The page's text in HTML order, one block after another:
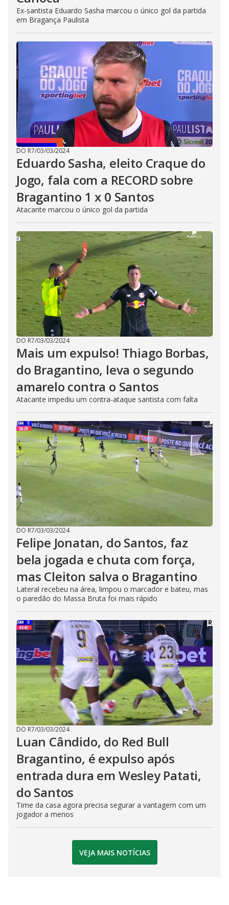
Ex-santista Eduardo Sasha marcou o único gol da partida
em Bragança Paulista
DO R7/03/03/2024
Eduardo Sasha, eleito Craque do
Jogo, fala com a RECORD sobre
Bragantino 1 x 0 Santos
Atacante marcou o único gol da partida
DO R7/03/03/2024
Mais um expulso! Thiago Borbas,
do Bragantino, leva o segundo
amarelo contra o Santos
Atacante impediu um contra-ataque santista com falta
DO R7/03/03/2024
Felipe Jonatan, do Santos, faz
bela jogada e chuta com força,
mas Cleiton salva o Bragantino
Lateral recebeu na área, limpou o marcador e bateu, mas
o paredão do Massa Bruta foi mais rápido
DO R7/03/03/2024
Luan Cândido, do Red Bull
Bragantino, é expulso após
entrada dura em Wesley Patati,
do Santos
Time da casa agora precisa segurar a vantagem com um
jogador a menos
VEJA MAIS NOTÍCIAS